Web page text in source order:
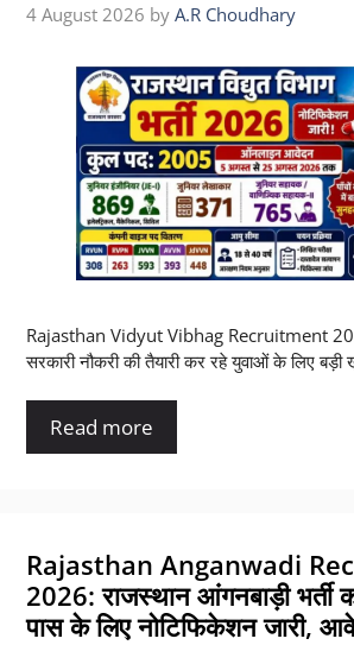
4 August 2026 by A.R Choudhary
Rajasthan Vidyut Vibhag Recruitment
सरकारी नौकरी की तैयारी कर रहे युवाओं के लिए
Read more
Rajasthan Anganwadi
2026: राजस्थान आंगनबाड़ी भर्ती
पास के लिए नोटिफिकेशन जारी,